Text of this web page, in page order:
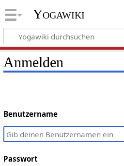
Yogawiki
Anmelden
Benutzername
Passwort